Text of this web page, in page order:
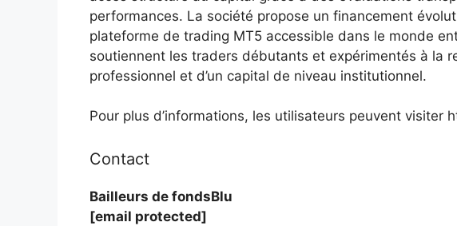
performances. La société propose un financement
plateforme de trading MT5 accessible dans le monde
soutiennent les traders débutants et expérimentés à la
professionnel et d’un capital de niveau institutionnel.
Pour plus d’informations, les utilisateurs peuvent visiter
Contact
Bailleurs de fondsBlu
[email protected]